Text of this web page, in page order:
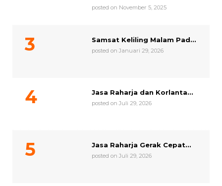
posted on November 5, 2025
Samsat Keliling Malam Pad...
posted on Januari 29, 2026
Jasa Raharja dan Korlanta...
posted on Juli 29, 2026
Jasa Raharja Gerak Cepat...
posted on Juli 29, 2026